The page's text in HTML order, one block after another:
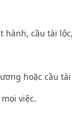
hành, cầu tài
hoặc cầu tài
việc.